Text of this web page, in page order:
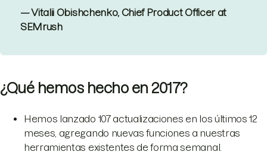
— Vitalii Obishchenko, Chief Product Officer at
SEMrush
¿Qué hemos hecho en 2017?
Hemos lanzado 107 actualizaciones en los últimos 12
meses, agregando nuevas funciones a nuestras
herramientas existentes de forma semanal.